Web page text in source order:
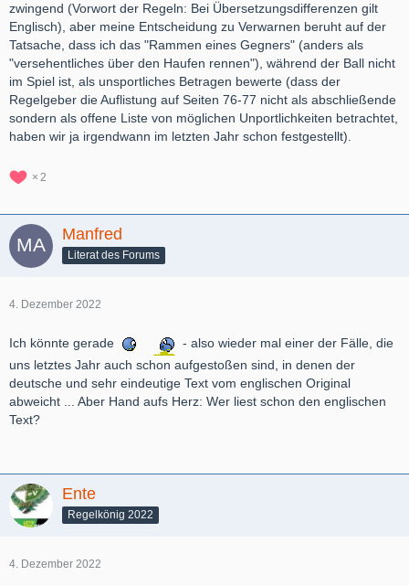
zwingend (Vorwort der Regeln: Bei Übersetzungsdifferenzen gilt
Englisch), aber meine Entscheidung zu Verwarnen beruht auf der
Tatsache, dass ich das "Rammen eines Gegners" (anders als
"versehentliches über den Haufen rennen"), während der Ball nicht
im Spiel ist, als unsportliches Betragen bewerte (dass der
Regelgeber die Auflistung auf Seiten 76-77 nicht als abschließende
sondern als offene Liste von möglichen Unportlichkeiten betrachtet,
haben wir ja irgendwann im letzten Jahr schon festgestellt).
2
Manfred
Literat des Forums
4. Dezember 2022
Ich könnte gerade
- also wieder mal einer der Fälle, die
uns letztes Jahr auch schon aufgestoßen sind, in denen der
deutsche und sehr eindeutige Text vom englischen Original
abweicht ... Aber Hand aufs Herz: Wer liest schon den englischen
Text?
Ente
Regelkönig 2022
4. Dezember 2022